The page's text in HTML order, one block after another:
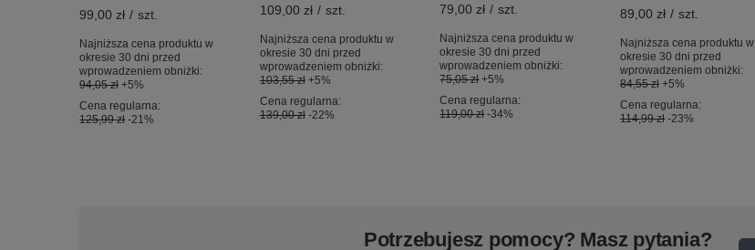
99,00 zł / szt.
Najniższa cena produktu w
okresie 30 dni przed
wprowadzeniem obniżki:
94,05 zł +5%
Cena regularna:
125,99 zł -21%
109,00 zł / szt.
Najniższa cena produktu w
okresie 30 dni przed
wprowadzeniem obniżki:
103,55 zł +5%
Cena regularna:
139,00 zł -22%
79,00 zł / szt.
Najniższa cena produktu w
okresie 30 dni przed
wprowadzeniem obniżki:
75,05 zł +5%
Cena regularna:
119,00 zł -34%
89,00 zł / szt.
Najniższa cena produktu w
okresie 30 dni przed
wprowadzeniem obniżki:
84,55 zł +5%
Cena regularna:
114,99 zł -23%
Potrzebujesz pomocy? Masz pytania?